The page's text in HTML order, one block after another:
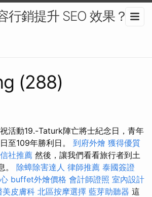
行銷提升 SEO 效果？-
(288)
活動19.-Taturk陣亡將士紀念日，青年
至109年勝利日。 到府外燴 獲得優質
社推薦 然後，讓我們看看旅行者到土
。 除蟑除害達人 律師推薦 泰國簽證
buffet外燴價格 會計師證照 室內設計
美皮膚科 北區按摩選擇 藍芽助聽器 這